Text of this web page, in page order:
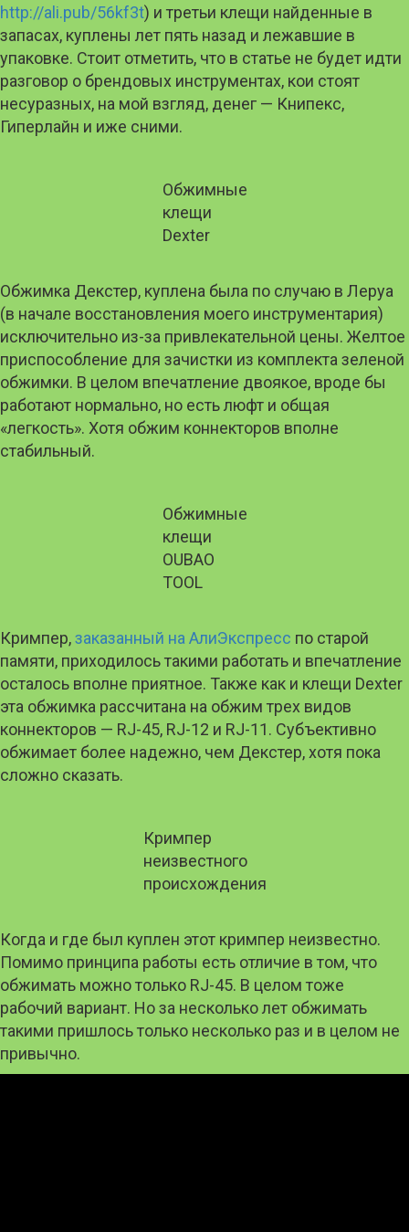
http://ali.pub/56kf3t) и третьи клещи найденные в
запасах, куплены лет пять назад и лежавшие в
упаковке. Стоит отметить, что в статье не будет идти
разговор о брендовых инструментах, кои стоят
несуразных, на мой взгляд, денег — Книпекс,
Гиперлайн и иже сними.
Обжимные
клещи
Dexter
Обжимка Декстер, куплена была по случаю в Леруа
(в начале восстановления моего инструментария)
исключительно из-за привлекательной цены. Желтое
приспособление для зачистки из комплекта зеленой
обжимки. В целом впечатление двоякое, вроде бы
работают нормально, но есть люфт и общая
«легкость». Хотя обжим коннекторов вполне
стабильный.
Обжимные
клещи
OUBAO
TOOL
Кримпер,заказанный на АлиЭкспресс по старой
памяти, приходилось такими работать и впечатление
осталось вполне приятное. Также как и клещи Dexter
эта обжимка рассчитана на обжим трех видов
коннекторов — RJ-45, RJ-12 и RJ-11. Субъективно
обжимает более надежно, чем Декстер, хотя пока
сложно сказать.
Кримпер
неизвестного
происхождения
Когда и где был куплен этот кримпер неизвестно.
Помимо принципа работы есть отличие в том, что
обжимать можно только RJ-45. В целом тоже
рабочий вариант. Но за несколько лет обжимать
такими пришлось только несколько раз и в целом не
привычно.